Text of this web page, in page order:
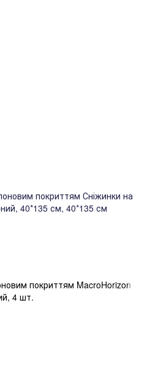
покриттям Сніжинки на
40*135 см, 40*135 см